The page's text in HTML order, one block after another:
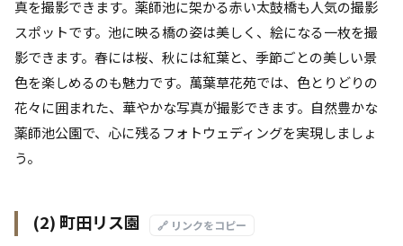
真を撮影できます。薬師池に架かる赤い太鼓橋も人気の撮影
スポットです。池に映る橋の姿は美しく、絵になる一枚を撮
影できます。春には桜、秋には紅葉と、季節ごとの美しい景
色を楽しめるのも魅力です。萬葉草花苑では、色とりどりの
花々に囲まれた、華やかな写真が撮影できます。自然豊かな
薬師池公園で、心に残るフォトウェディングを実現しましょ
う。
(2) 町田リス園 🔗 リンクをコピー